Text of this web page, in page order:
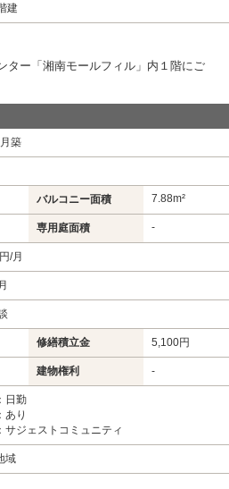
建
ター「湘南モールフィル」内１階にご
築
バルコニー面積 7.88m²
専用庭面積 -
/月
修繕積立金 5,100円
建物権利 -
日勤
あり
サジェストコミュニティ
域